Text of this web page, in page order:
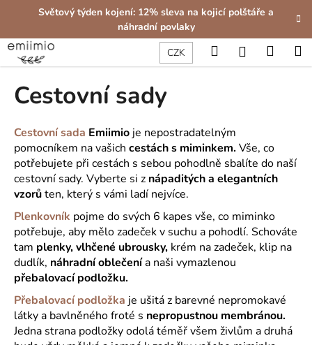
Světový týden kojení: 12% sleva na kojicí polštáře a
náhradní povlaky
CZK
HledatPřihlášení
Cestovní sady
Cestovní sada Emiimio je nepostradatelným
pomocníkem na vašich cestáchs miminkem.Vše, co
potřebujete při cestách s sebou pohodlně sbalíte do naší
cestovní sady. Vyberte si z nápaditých a elegantních
vzorůten, který s vámi ladí nejvíce.
Plenkovník pojme do svých 6 kapes vše, co miminko
potřebuje, aby mělo zadeček v suchu a pohodlí. Schováte
tam plenky, vlhčené ubrousky, krém na zadeček, klip na
dudlík, náhradní oblečenía naši vymazlenou
přebalovací podložku.
Přebalovací podložka je ušitá z barevné nepromokavé
látky a bavlněného froté s nepropustnou membránou.
Jedna strana podložky odolá téměř všem živlům a druhá
š
í
o
o
t
ř
e
b
u
j
e
t
e
n
a